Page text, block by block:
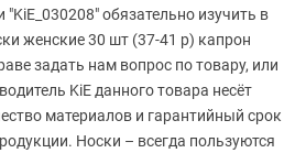
"KiE_030208" обязательно изучить в
женские 30 шт (37-41 р) капрон
задать нам вопрос по товару, или
KiE данного товара несёт
материалов и гарантийный срок
Носки – всегда пользуются